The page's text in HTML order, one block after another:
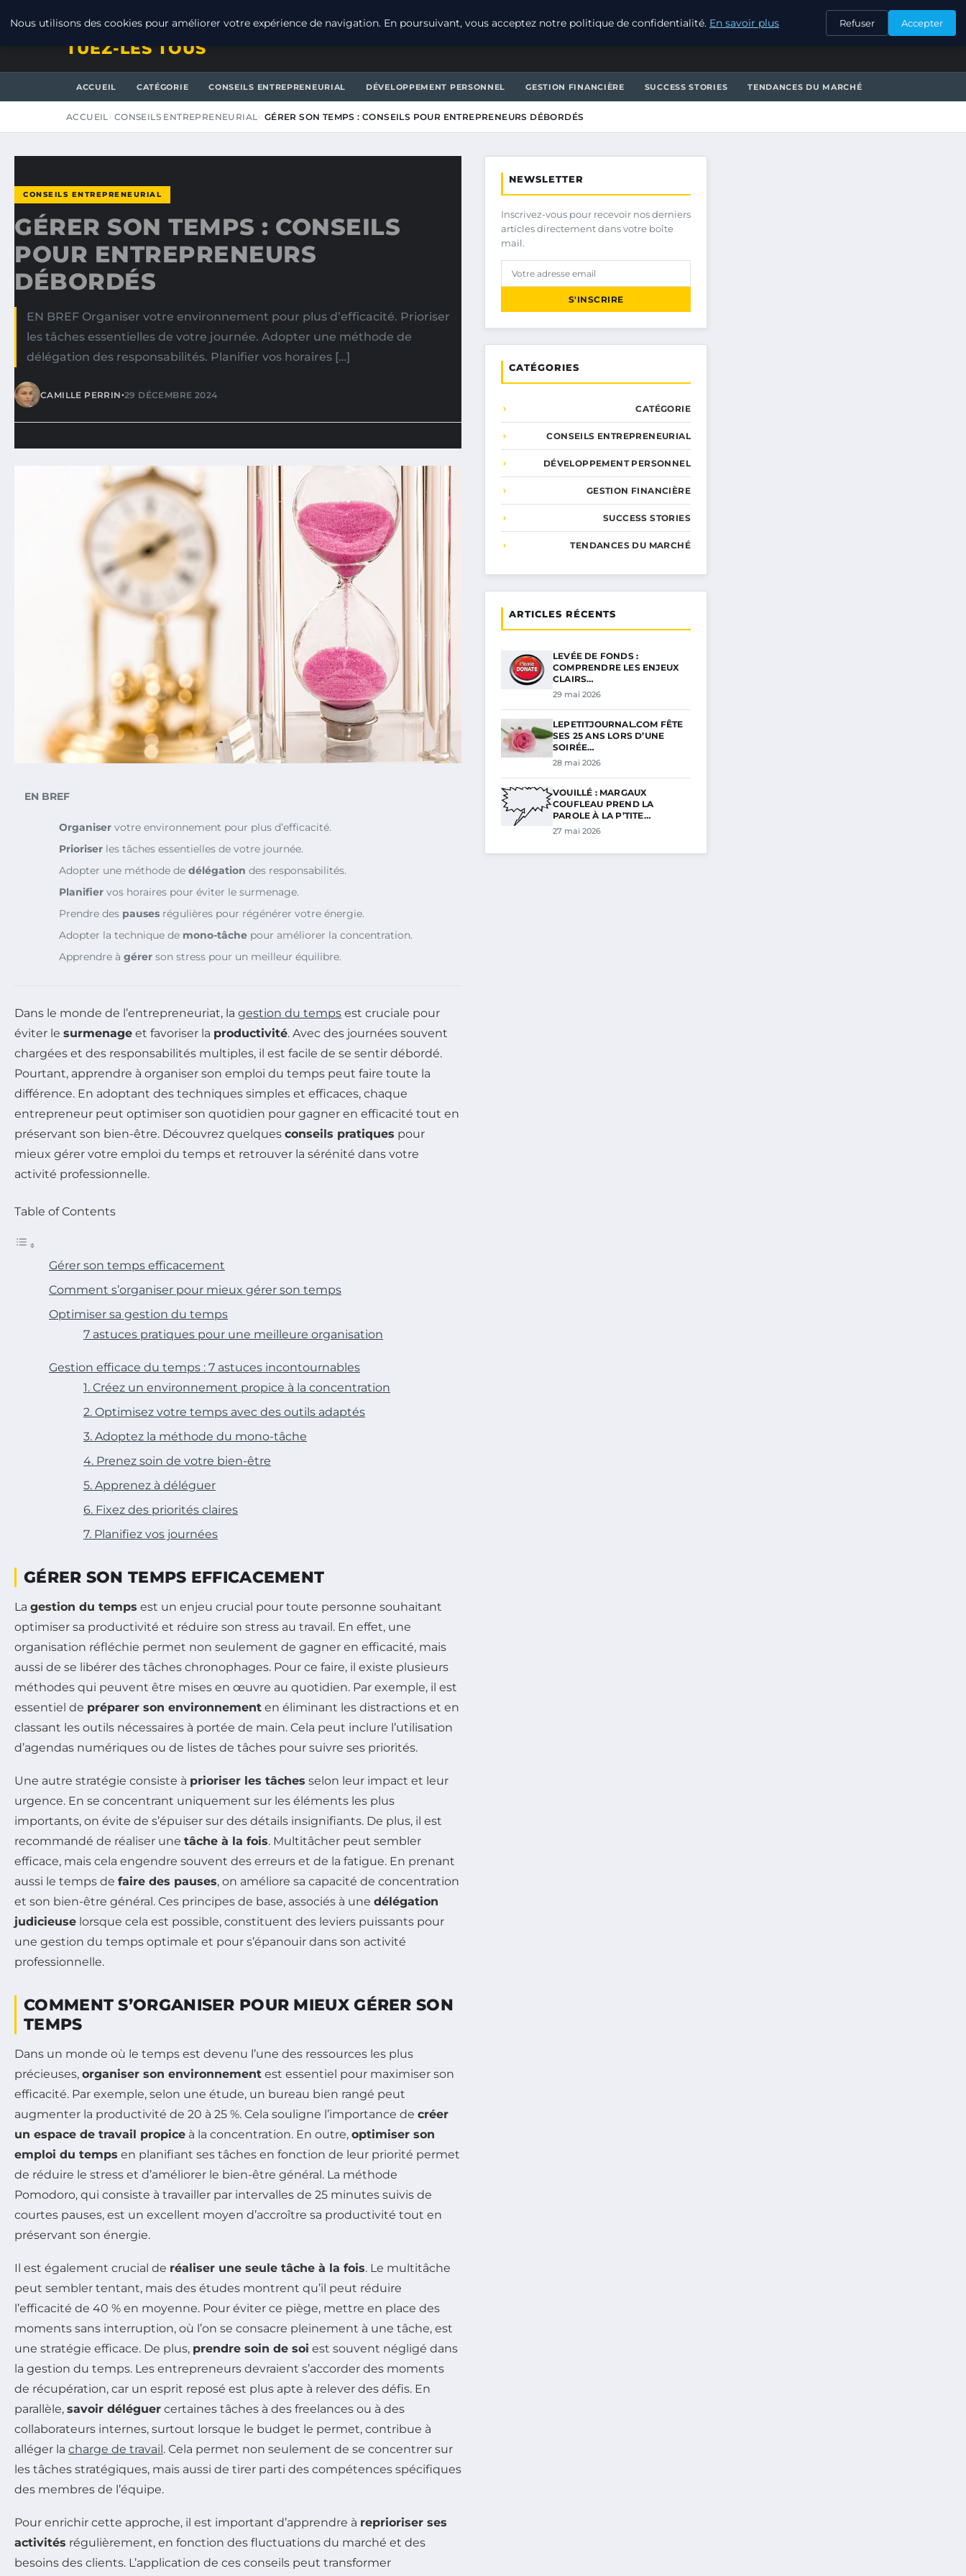
CONTACT
TUEZ-LES TOUS
ACCUEIL CATÉGORIE CONSEILS ENTREPRENEURIAL DÉVELOPPEMENT PERSONNEL GESTION FINANCIÈRE SUCCESS STORIES TENDANCES DU MARCHÉ
ACCUEIL CONSEILS ENTREPRENEURIAL GÉRER SON TEMPS : CONSEILS POUR ENTREPRENEURS DÉBORDÉS
CONSEILS ENTREPRENEURIAL
GÉRER SON TEMPS : CONSEILS
POUR ENTREPRENEURS
DÉBORDÉS
EN BREF Organiser votre environnement pour plus d’efficacité. Prioriser
les tâches essentielles de votre journée. Adopter une méthode de
délégation des responsabilités. Planifier vos horaires […]
CAMILLE PERRIN•29 DÉCEMBRE 2024
EN BREF
Organiser votre environnement pour plus d’efficacité.
Prioriser les tâches essentielles de votre journée.
Adopter une méthode de délégation des responsabilités.
Planifier vos horaires pour éviter le surmenage.
Prendre des pauses régulières pour régénérer votre énergie.
Adopter la technique de mono-tâche pour améliorer la concentration.
Apprendre à gérer son stress pour un meilleur équilibre.
Dans le monde de l’entrepreneuriat, la gestion du temps est cruciale pour
éviter le surmenage et favoriser la productivité. Avec des journées souvent
chargées et des responsabilités multiples, il est facile de se sentir débordé.
Pourtant, apprendre à organiser son emploi du temps peut faire toute la
différence. En adoptant des techniques simples et efficaces, chaque
entrepreneur peut optimiser son quotidien pour gagner en efficacité tout en
préservant son bien-être. Découvrez quelques conseils pratiques pour
mieux gérer votre emploi du temps et retrouver la sérénité dans votre
activité professionnelle.
Table of Contents
Gérer son temps efficacement
Comment s’organiser pour mieux gérer son temps
Optimiser sa gestion du temps
7 astuces pratiques pour une meilleure organisation
Gestion efficace du temps : 7 astuces incontournables
1. Créez un environnement propice à la concentration
2. Optimisez votre temps avec des outils adaptés
3. Adoptez la méthode du mono-tâche
4. Prenez soin de votre bien-être
5. Apprenez à déléguer
6. Fixez des priorités claires
7. Planifiez vos journées
GÉRER SON TEMPS EFFICACEMENT
La gestion du temps est un enjeu crucial pour toute personne souhaitant
optimiser sa productivité et réduire son stress au travail. En effet, une
organisation réfléchie permet non seulement de gagner en efficacité, mais
aussi de se libérer des tâches chronophages. Pour ce faire, il existe plusieurs
méthodes qui peuvent être mises en œuvre au quotidien. Par exemple, il est
essentiel de préparer son environnement en éliminant les distractions et en
classant les outils nécessaires à portée de main. Cela peut inclure l’utilisation
d’agendas numériques ou de listes de tâches pour suivre ses priorités.
Une autre stratégie consiste à prioriser les tâches selon leur impact et leur
urgence. En se concentrant uniquement sur les éléments les plus
importants, on évite de s’épuiser sur des détails insignifiants. De plus, il est
recommandé de réaliser une tâche à la fois. Multitâcher peut sembler
efficace, mais cela engendre souvent des erreurs et de la fatigue. En prenant
aussi le temps de faire des pauses, on améliore sa capacité de concentration
et son bien-être général. Ces principes de base, associés à une délégation
judicieuse lorsque cela est possible, constituent des leviers puissants pour
une gestion du temps optimale et pour s’épanouir dans son activité
professionnelle.
COMMENT S’ORGANISER POUR MIEUX GÉRER SON
TEMPS
Dans un monde où le temps est devenu l’une des ressources les plus
précieuses, organiser son environnement est essentiel pour maximiser son
efficacité. Par exemple, selon une étude, un bureau bien rangé peut
augmenter la productivité de 20 à 25 %. Cela souligne l’importance de créer
un espace de travail propice à la concentration. En outre, optimiser son
emploi du temps en planifiant ses tâches en fonction de leur priorité permet
de réduire le stress et d’améliorer le bien-être général. La méthode
Pomodoro, qui consiste à travailler par intervalles de 25 minutes suivis de
courtes pauses, est un excellent moyen d’accroître sa productivité tout en
préservant son énergie.
Il est également crucial de réaliser une seule tâche à la fois. Le multitâche
peut sembler tentant, mais des études montrent qu’il peut réduire
l’efficacité de 40 % en moyenne. Pour éviter ce piège, mettre en place des
moments sans interruption, où l’on se consacre pleinement à une tâche, est
une stratégie efficace. De plus, prendre soin de soi est souvent négligé dans
la gestion du temps. Les entrepreneurs devraient s’accorder des moments
de récupération, car un esprit reposé est plus apte à relever des défis. En
parallèle, savoir déléguer certaines tâches à des freelances ou à des
collaborateurs internes, surtout lorsque le budget le permet, contribue à
alléger la charge de travail . Cela permet non seulement de se concentrer sur
les tâches stratégiques, mais aussi de tirer parti des compétences spécifiques
des membres de l’équipe.
Pour enrichir cette approche, il est important d’apprendre à reprioriser ses
activités régulièrement, en fonction des fluctuations du marché et des
besoins des clients. L’application de ces conseils peut transformer
NEWSLETTER
Inscrivez-vous pour recevoir nos derniers
articles directement dans votre boîte
mail.
S'INSCRIRE
CATÉGORIES
CATÉGORIE
CONSEILS ENTREPRENEURIAL
DÉVELOPPEMENT PERSONNEL
GESTION FINANCIÈRE
SUCCESS STORIES
TENDANCES DU MARCHÉ
ARTICLES RÉCENTS
LEVÉE DE FONDS :
COMPRENDRE LES ENJEUX
CLAIRS…
29 mai 2026
LEPETITJOURNAL.COM FÊTE
SES 25 ANS LORS D’UNE
SOIRÉE…
28 mai 2026
VOUILLÉ : MARGAUX
COUFLEAU PREND LA
PAROLE À LA P’TITE…
27 mai 2026
Nous utilisons des cookies pour améliorer votre expérience de navigation. En poursuivant, vous acceptez notre politique de confidentialité. En savoir plus Refuser Accepter